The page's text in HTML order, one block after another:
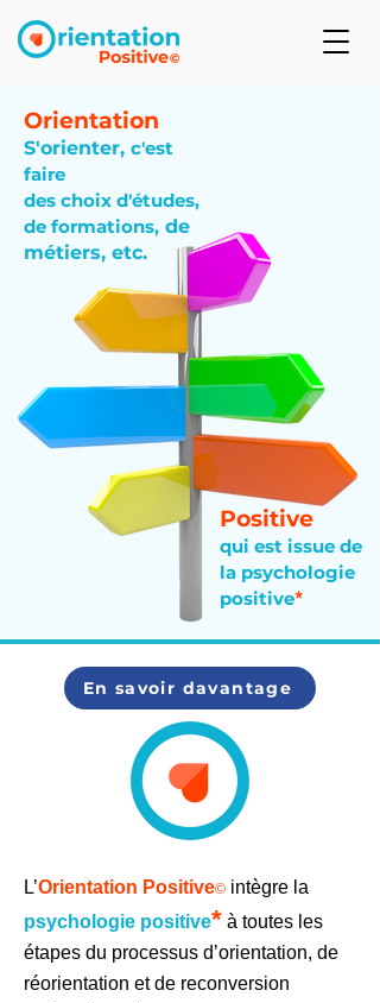
Positive
qui est issue de
la psychologie
positive*
Orientation
S'orienter, c'est
faire
des choix d'études,
de formations, de
métiers, etc.
En savoir davantage
L’Orientation Positive© intègre la
psychologie positive* à toutes les
étapes du processus d’orientation, de
réorientation et de reconversion